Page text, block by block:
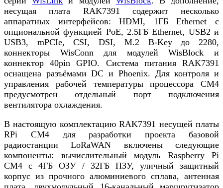
несущая плата RAK7391 содержит несколько
аппаратных интерфейсов: HDMI, 1ГБ Ethernet c
опциональной функцией PoE, 2.5ГБ Ethernet, USB2 и
USB3, mPCIe, CSI, DSI, M.2 B-Key до 2280,
коннекторы WisConn для модулей WisBlock и
коннектор 40pin GPIO. Система питания RAK7391
оснащена разъёмами DC и Phoenix. Для контроля и
управления рабочей температуры процессора CM4
предусмотрен отдельный порт подключения
вентилятора охлаждения.
В настоящую комплектацию RAK7391 несущей платы
RPi CM4 для разработки проекта базовой
радиостанции LoRaWAN включены следующие
компоненты: вычислительный модуль Raspberry Pi
CM4 с 4ГБ ОЗУ / 32ГБ ПЗУ, уличный защитный
корпус из прочного алюминиевого сплава, антенная